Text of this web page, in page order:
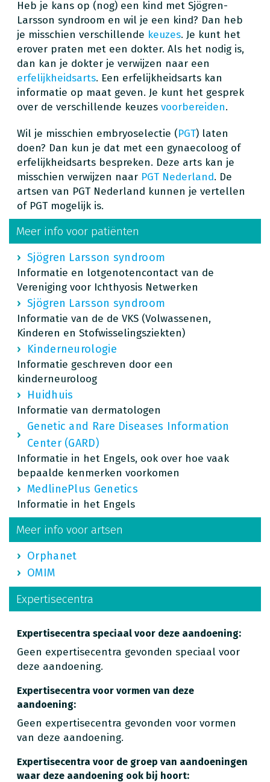
Heb je kans op (nog) een kind met Sjögren-
Larsson syndroom en wil je een kind? Dan heb
je misschien verschillende keuzes. Je kunt het
erover praten met een dokter. Als het nodig is,
dan kan je dokter je verwijzen naar een
erfelijkheidsarts. Een erfelijkheidsarts kan
informatie op maat geven. Je kunt het gesprek
over de verschillende keuzes voorbereiden.
Wil je misschien embryoselectie (PGT) laten
doen? Dan kun je dat met een gynaecoloog of
erfelijkheidsarts bespreken. Deze arts kan je
misschien verwijzen naar PGT Nederland. De
artsen van PGT Nederland kunnen je vertellen
of PGT mogelijk is.
Meer info voor patiënten
Sjögren Larsson syndroom
Informatie en lotgenotencontact van de
Vereniging voor Ichthyosis Netwerken
Sjögren Larsson syndroom
Informatie van de de VKS (Volwassenen,
Kinderen en Stofwisselingsziekten)
Kinderneurologie
Informatie geschreven door een
kinderneuroloog
Huidhuis
Informatie van dermatologen
Genetic and Rare Diseases Information
Center (GARD)
Informatie in het Engels, ook over hoe vaak
bepaalde kenmerken voorkomen
MedlinePlus Genetics
Informatie in het Engels
Meer info voor artsen
Orphanet
OMIM
Expertisecentra
Expertisecentra speciaal voor deze aandoening:
Geen expertisecentra gevonden speciaal voor
deze aandoening.
Expertisecentra voor vormen van deze
aandoening:
Geen expertisecentra gevonden voor vormen
van deze aandoening.
Expertisecentra voor de groep van aandoeningen
waar deze aandoening ook bij hoort: